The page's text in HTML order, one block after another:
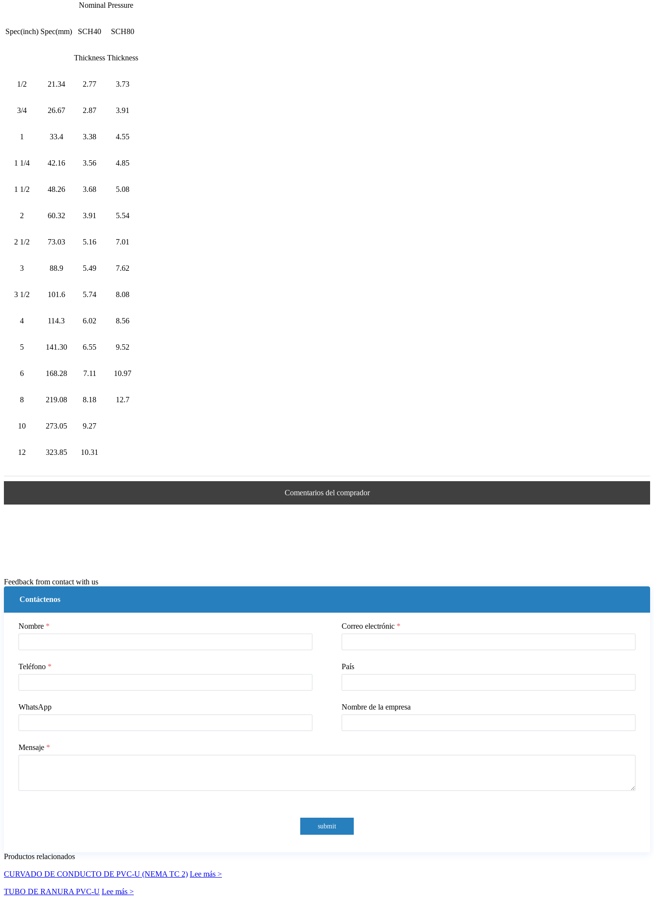
Spec(inch) Spec(mm)
Nominal Pressure
SCH40 SCH80
Thickness Thickness
1/2 21.34 2.77 3.73
3/4 26.67 2.87 3.91
1 33.4 3.38 4.55
1 1/4 42.16 3.56 4.85
1 1/2 48.26 3.68 5.08
2 60.32 3.91 5.54
2 1/2 73.03 5.16 7.01
3 88.9 5.49 7.62
3 1/2 101.6 5.74 8.08
4 114.3 6.02 8.56
5 141.30 6.55 9.52
6 168.28 7.11 10.97
8 219.08 8.18 12.7
10 273.05 9.27
12 323.85 10.31
Comentarios del comprador
Feedback from contact with us
Contáctenos
Nombre * Correo electrónic *
Teléfono * País
WhatsApp Nombre de la empresa
Mensaje *
submit
Productos relacionados
CURVADO DE CONDUCTO DE PVC-U (NEMA TC 2) Lee más >
TUBO DE RANURA PVC-U Lee más >